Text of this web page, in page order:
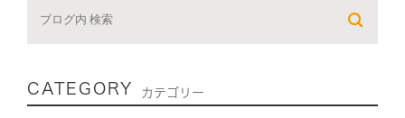
CATEGORY カテゴリー